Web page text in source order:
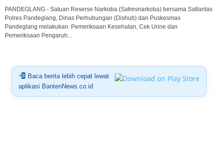
PANDEGLANG - Satuan Reserse Narkoba (Satresnarkoba) bersama Satlantas
Polres Pandeglang, Dinas Perhubungan (Dishub) dan Puskesmas
Pandeglang melakukan Pemeriksaan Kesehatan, Cek Urine dan
Pemeriksaan Pengaruh...
Baca berita lebih cepat lewat
aplikasi BantenNews.co.id